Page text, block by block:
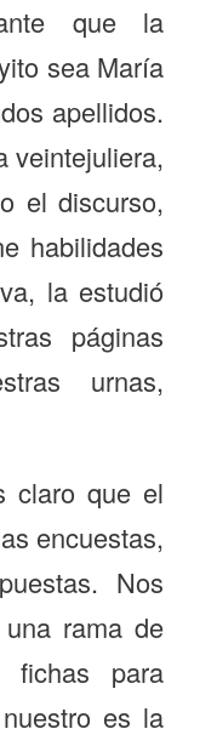
que la
sea María
apellidos.
veintejuliera,
el discurso,
habilidades
la estudió
páginas
urnas,
claro que el
encuestas,
Nos
rama de
fichas para
es la